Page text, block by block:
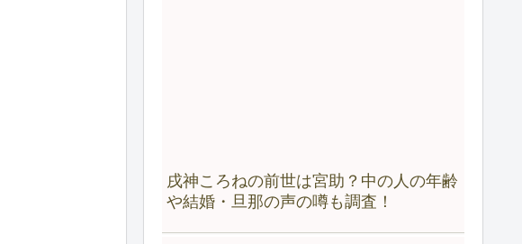
戌神ころねの前世は宮助？中の人の年齢
や結婚・旦那の声の噂も調査！